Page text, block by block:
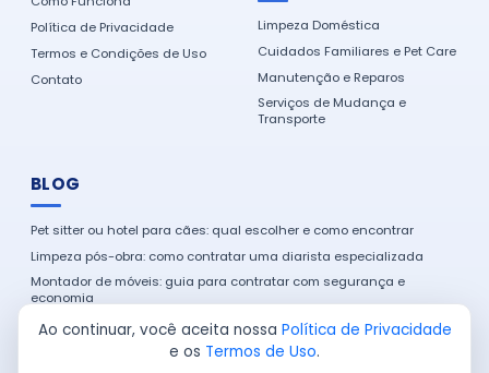
Política de Privacidade
Termos e Condições de Uso
Contato
Limpeza Doméstica
Cuidados Familiares e Pet Care
Manutenção e Reparos
Serviços de Mudança e
Transporte
BLOG
Pet sitter ou hotel para cães: qual escolher e como encontrar
Limpeza pós-obra: como contratar uma diarista especializada
Montador de móveis: guia para contratar com segurança e
economia
Como encontrar um eletricista de confiança na sua cidade
Ao continuar, você aceita nossa Política de Privacidade
e os Termos de Uso.